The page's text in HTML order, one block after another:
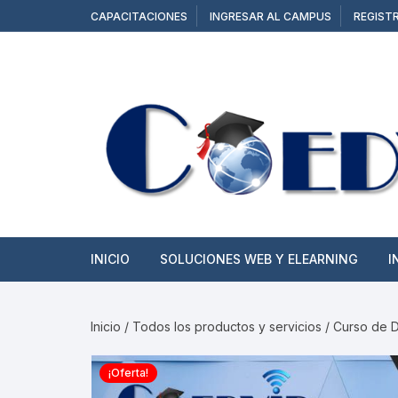
al
CAPACITACIONES INGRESAR AL CAMPUS
INICIO SOLUCIONES WEB Y ELEARNING
CAMPUS Y AULAS
Inicio / Todos los productos y servicios / Curso de
¡Oferta!